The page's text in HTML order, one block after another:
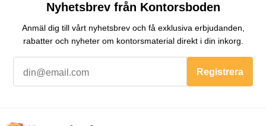
Nyhetsbrev från Kontorsboden
Anmäl dig till vårt nyhetsbrev och få exklusiva erbjudanden,
rabatter och nyheter om kontorsmaterial direkt i din inkorg.
Registrera